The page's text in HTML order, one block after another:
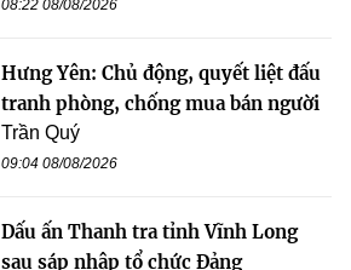
08:22 08/08/2026
Hưng Yên: Chủ động, quyết liệt đấu
tranh phòng, chống mua bán người
Trần Quý
09:04 08/08/2026
Dấu ấn Thanh tra tỉnh Vĩnh Long
sau sáp nhập tổ chức Đảng